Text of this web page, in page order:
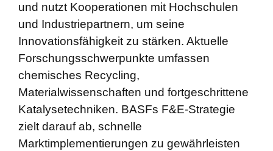
und nutzt Kooperationen mit Hochschulen
und Industriepartnern, um seine
Innovationsfähigkeit zu stärken. Aktuelle
Forschungsschwerpunkte umfassen
chemisches Recycling,
Materialwissenschaften und fortgeschrittene
Katalysetechniken. BASFs F&E-Strategie
zielt darauf ab, schnelle
Marktimplementierungen zu gewährleisten